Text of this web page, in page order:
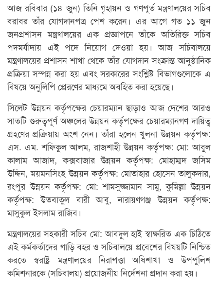
আজ রবিবার (১৪ জুন) তিনি গৃহায়ন ও গণপূর্ত মন্ত্রণালয়ের সচিব
বরাবর তাঁর যোগদানপত্র পেশ করেন। এর আগে গত ১১ জুন
জনপ্রশাসন মন্ত্রণালয়ের এক প্রজ্ঞাপনে তাঁকে অতিরিক্ত সচিব
পদমর্যাদায় এই পদে নিয়োগ দেওয়া হয়। আজ সচিবালয়ে
মন্ত্রণালয়ের প্রশাসন শাখা থেকে তাঁর যোগদান সংক্রান্ত আনুষ্ঠানিক
প্রক্রিয়া সম্পন্ন করা হয় এবং সরকারের সংশ্লিষ্ট বিভাগগুলোকে এ
বিষয়ে অনুলিপি প্রেরণের মাধ্যমে অবহিত করা হয়েছে।
সিলেট উন্নয়ন কর্তৃপক্ষের চেয়ারম্যান ছাড়াও আজ দেশের আরও
সাতটি গুরুত্বপূর্ণ অঞ্চলের উন্নয়ন কর্তৃপক্ষের চেয়ারম্যানগণ দায়িত্ব
গ্রহণের প্রক্রিয়ায় অংশ নেন। তাঁরা হলেন খুলনা উন্নয়ন কর্তৃপক্ষ:
এস. এম. শফিকুল আলম, রাজশাহী উন্নয়ন কর্তৃপক্ষ: মো: আবুল
কালাম আজাদ, কক্সবাজার উন্নয়ন কর্তৃপক্ষ: মোহাম্মদ জসিম
উদ্দিন, ময়মনসিংহ উন্নয়ন কর্তৃপক্ষ: মোতাহার হোসেন তালুকদার,
রংপুর উন্নয়ন কর্তৃপক্ষ: মো: শামসুজ্জামান সামু, কুমিল্লা উন্নয়ন
কর্তৃপক্ষ: উতবাতুল বারী আবু, নারায়ণগঞ্জ উন্নয়ন কর্তৃপক্ষ:
মাসুকুল ইসলাম রাজিব।
মন্ত্রণালয়ের সহকারী সচিব মো: আবদুল হাই স্বাক্ষরিত এক চিঠিতে
এই কর্মকর্তাদের গাড়ি বহর ও সচিবালয়ে প্রবেশের বিষয়টি নিশ্চিত
করতে স্বরাষ্ট্র মন্ত্রণালয়ের নিরাপত্তা অধিশাখা ও উপপুলিশ
কমিশনারকে (সচিবালয়) প্রয়োজনীয় নির্দেশনা প্রদান করা হয়।